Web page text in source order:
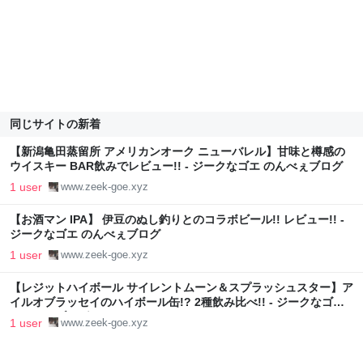
同じサイトの新着
【新潟亀田蒸留所 アメリカンオーク ニューバレル】甘味と樽感の
ウイスキー BAR飲みでレビュー!! - ジークなゴエ のんべぇブログ
1 user www.zeek-goe.xyz
【お酒マン IPA】 伊豆のぬし釣りとのコラボビール!! レビュー!! -
ジークなゴエ のんべぇブログ
1 user www.zeek-goe.xyz
【レジットハイボール サイレントムーン＆スプラッシュスター】ア
イルオブラッセイのハイボール缶!? 2種飲み比べ!! - ジークなゴエ
のんべぇブログ
1 user www.zeek-goe.xyz